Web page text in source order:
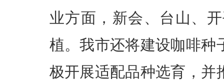
业方面，新会、台山、
植。我市还将建设咖啡种
极开展适配品种选育，并